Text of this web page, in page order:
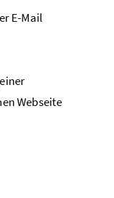
E-Mail
Webseite